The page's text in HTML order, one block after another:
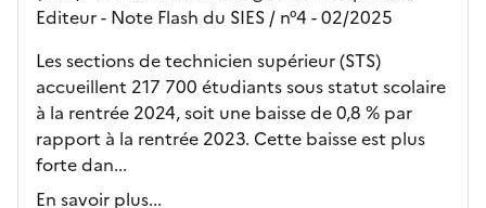
Editeur- Note Flash du SIES / n°4 - 02/2025
Les sections de technicien supérieur (STS)
accueillent 217 700 étudiants sous statut scolaire
à la rentrée 2024, soit une baisse de 0,8 % par
rapport à la rentrée 2023. Cette baisse est plus
forte dan...
En savoir plus...